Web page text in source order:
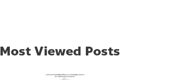
Most Viewed Posts